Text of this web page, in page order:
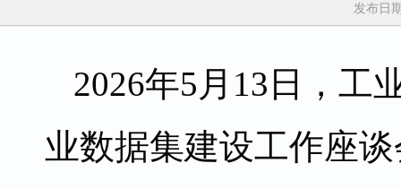
发布日
2026年5月13日，工
业数据集建设工作座